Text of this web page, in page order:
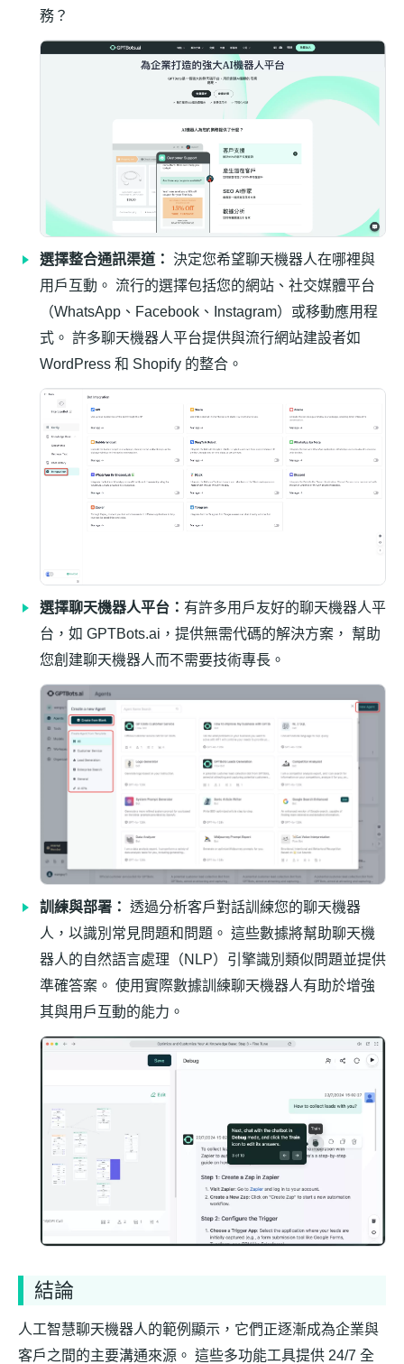
務？
選擇整合通訊渠道：
決定您希望聊天機器人在哪裡與
用戶互動。 流行的選擇包括您的網站、社交媒體平台
（WhatsApp、Facebook、Instagram）或移動應用程
式。 許多聊天機器人平台提供與流行網站建設者如
WordPress 和 Shopify 的整合。
選擇聊天機器人平台： 有許多用戶友好的聊天機器人平
台，如 GPTBots.ai，提供無需代碼的解決方案， 幫助
您創建聊天機器人而不需要技術專長。
訓練與部署： 透過分析客戶對話訓練您的聊天機器
人，以識別常見問題和問題。 這些數據將幫助聊天機
器人的自然語言處理（NLP）引擎識別類似問題並提供
準確答案。 使用實際數據訓練聊天機器人有助於增強
其與用戶互動的能力。
結論
人工智慧聊天機器人的範例顯示，它們正逐漸成為企業與
客戶之間的主要溝通來源。 這些多功能工具提供 24/7 全